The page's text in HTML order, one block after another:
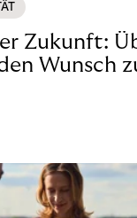
Zukunft:
Wunsch